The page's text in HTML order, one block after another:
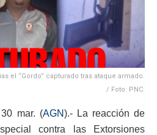
el “Gordo” capturado tras ataque armado.
/ Foto: PNC.
mar. (AGN).- La reacción de
contra las Extorsiones